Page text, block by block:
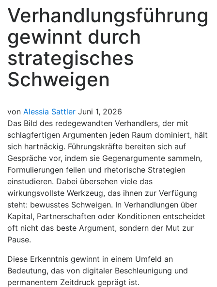
Verhandlungsführung
gewinnt durch
strategisches
Schweigen
von Alessia Sattler Juni 1, 2026
Das Bild des redegewandten Verhandlers, der mit
schlagfertigen Argumenten jeden Raum dominiert, hält
sich hartnäckig. Führungskräfte bereiten sich auf
Gespräche vor, indem sie Gegenargumente sammeln,
Formulierungen feilen und rhetorische Strategien
einstudieren. Dabei übersehen viele das
wirkungsvollste Werkzeug, das ihnen zur Verfügung
steht: bewusstes Schweigen. In Verhandlungen über
Kapital, Partnerschaften oder Konditionen entscheidet
oft nicht das beste Argument, sondern der Mut zur
Pause.
Diese Erkenntnis gewinnt in einem Umfeld an
Bedeutung, das von digitaler Beschleunigung und
permanentem Zeitdruck geprägt ist.